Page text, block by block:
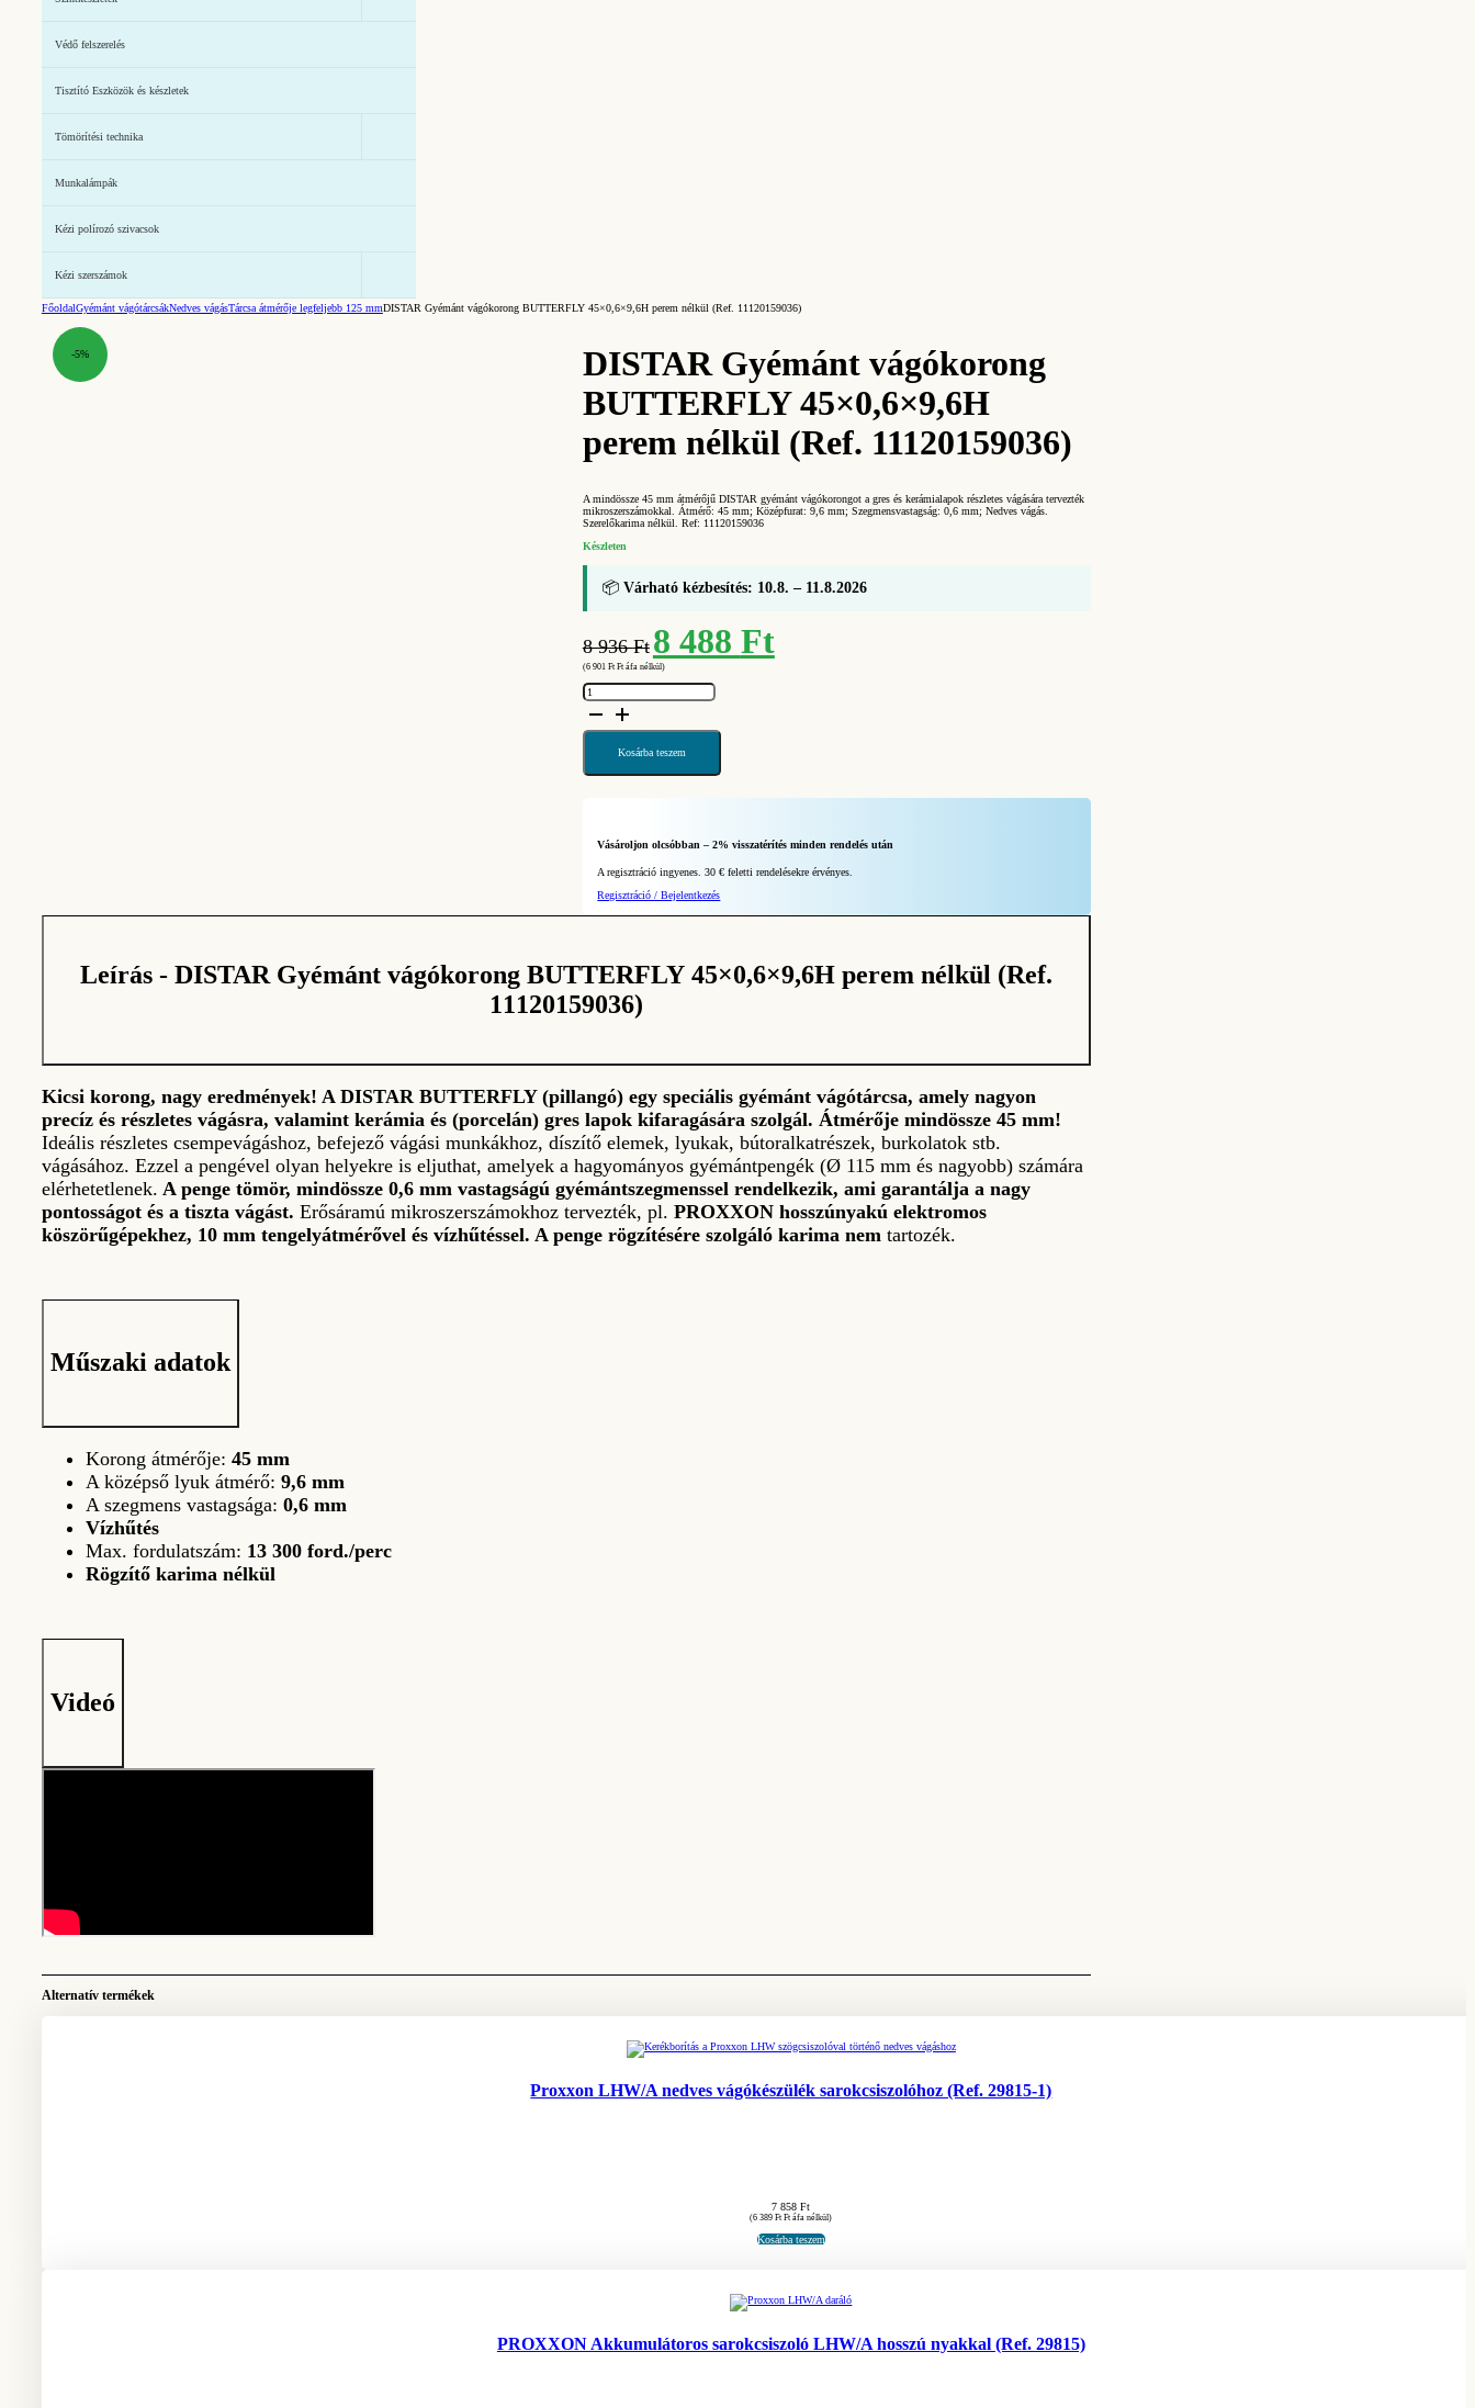
Védő felszerelés
Tisztító Eszközök és készletek
Tömörítési technika
Munkalámpák
Kézi polírozó szivacsok
Kézi szerszámok
FőoldalGyémánt vágótárcsákNedves vágásTárcsa átmérője legfeljebb 125 mmDISTAR Gyémánt vágókorong BUTTERFLY 45×0,6×9,6H perem nélkül (Ref. 11120159036)
-5%
DISTAR Gyémánt vágókorong
BUTTERFLY 45×0,6×9,6H
perem nélkül (Ref. 11120159036)
A mindössze 45 mm átmérőjű DISTAR gyémánt vágókorongot a gres és kerámialapok részletes vágására tervezték
mikroszerszámokkal. Átmérő: 45 mm; Középfurat: 9,6 mm; Szegmensvastagság: 0,6 mm; Nedves vágás.
Szerelőkarima nélkül. Ref: 11120159036
Készleten
📦 Várható kézbesítés: 10.8. – 11.8.2026
8 936Ft
Original
price
was:
8
8 488 FtCurrent
price
(6 901 FtFt áfa nélkül)
DISTAR
Gyémánt
vágókorong
BUTTERFLY
45x0,6x9,6H
(Ref.
Kosárba teszem
Vásároljon olcsóbban – 2% visszatérítés minden rendelés után
A regisztráció ingyenes. 30 € feletti rendelésekre érvényes.
Regisztráció / Bejelentkezés
Leírás - DISTAR Gyémánt vágókorong BUTTERFLY 45×0,6×9,6H perem nélkül (Ref.
11120159036)
Kicsi korong, nagy eredmények! A DISTAR BUTTERFLY (pillangó) egy speciális gyémánt vágótárcsa, amely nagyon
precíz és részletes vágásra, valamint kerámia és (porcelán) gres lapok kifaragására szolgál. Átmérője mindössze 45 mm!
Ideális részletes csempevágáshoz, befejező vágási munkákhoz, díszítő elemek, lyukak, bútoralkatrészek, burkolatok stb.
vágásához. Ezzel a pengével olyan helyekre is eljuthat, amelyek a hagyományos gyémántpengék (Ø 115 mm és nagyobb) számára
elérhetetlenek. A penge tömör, mindössze 0,6 mm vastagságú gyémántszegmenssel rendelkezik, ami garantálja a nagy
pontosságot és a tiszta vágást. Erősáramú mikroszerszámokhoz tervezték, pl. PROXXON hosszúnyakú elektromos
köszörűgépekhez, 10 mm tengelyátmérővel és vízhűtéssel. A penge rögzítésére szolgáló karima nem tartozék.
Műszaki adatok
Korong átmérője: 45 mm
A középső lyuk átmérő: 9,6 mm
A szegmens vastagsága: 0,6 mm
Vízhűtés
Max. fordulatszám: 13 300 ford./perc
Rögzítő karima nélkül
Videó
Alternatív termékek
Proxxon LHW/A nedves vágókészülék sarokcsiszolóhoz (Ref. 29815-1)
7 858Ft
(6 389Ft Ft áfa nélkül)
Kosárba teszem
PROXXON Akkumulátoros sarokcsiszoló LHW/A hosszú nyakkal (Ref. 29815)